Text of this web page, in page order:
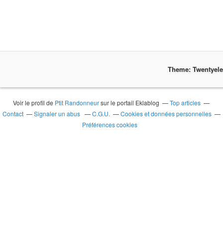
Theme:
Voir le profil de Ptit Randonneursur le portail Eklablog
Top articles
Contact
Signaler un abus C.G.U.
Cookies et données personnelles
Préférences cookies